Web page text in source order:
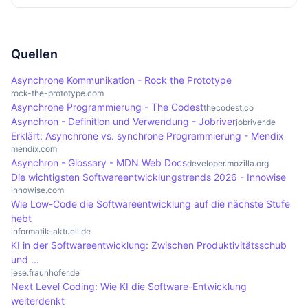
Softwareentwicklung in den kommenden Jahren
erheblich beeinflussen.
asynchronen Abläufe korrekt synchronisiert sind,
um Fehler zu vermeiden. Das Debugging kann
sichtbar sind und in verschiedenen Teilen des
Codes auftreten können.
Programmierung häufig eingesetzt, um die
Kommunikation zwischen verschiedenen Diensten
Skalierbarkeit und Verfügbarkeit, da Dienste
unabhängig voneinander arbeiten können.
Asynchrone Methoden sind besonders nützlich für
die Verarbeitung von Anfragen und Daten in
Echtzeit, was für moderne Cloud-Anwendungen
entscheidend ist.
Quellen
Asynchrone Kommunikation - Rock the Prototype
rock-the-prototype.com
Asynchrone Programmierung - The Codestthecodest.co
Asynchron - Definition und Verwendung - Jobriverjobriver.de
Erklärt: Asynchrone vs. synchrone Programmierung - Mendix
mendix.com
Asynchron - Glossary - MDN Web Docsdeveloper.mozilla.org
Die wichtigsten Softwareentwicklungstrends 2026 - Innowise
innowise.com
Wie Low-Code die Softwareentwicklung auf die nächste Stufe
hebt
informatik-aktuell.de
KI in der Softwareentwicklung: Zwischen Produktivitätsschub
und ...
iese.fraunhofer.de
Next Level Coding: Wie KI die Software-Entwicklung
weiterdenkt